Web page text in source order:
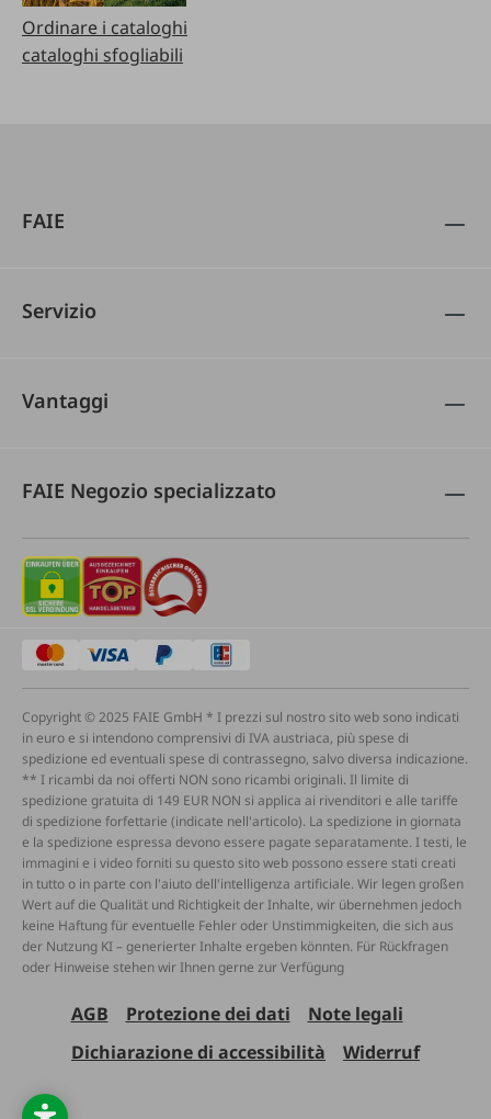
Ordinare i cataloghi
cataloghi sfogliabili
FAIE
Servizio
Vantaggi
FAIE Negozio specializzato
Copyright © 2025 FAIE GmbH * I prezzi sul nostro sito web sono indicati
in euro e si intendono comprensivi di IVA austriaca, più spese di
spedizione ed eventuali spese di contrassegno, salvo diversa indicazione.
** I ricambi da noi offerti NON sono ricambi originali. Il limite di
spedizione gratuita di 149 EUR NON si applica ai rivenditori e alle tariffe
di spedizione forfettarie (indicate nell'articolo). La spedizione in giornata
e la spedizione espressa devono essere pagate separatamente. I testi, le
immagini e i video forniti su questo sito web possono essere stati creati
in tutto o in parte con l'aiuto dell'intelligenza artificiale. Wir legen großen
Wert auf die Qualität und Richtigkeit der Inhalte, wir übernehmen jedoch
keine Haftung für eventuelle Fehler oder Unstimmigkeiten, die sich aus
der Nutzung KI – generierter Inhalte ergeben könnten. Für Rückfragen
oder Hinweise stehen wir Ihnen gerne zur Verfügung
AGB Protezione dei dati
Note legali
Dichiarazione di accessibilità
Widerruf